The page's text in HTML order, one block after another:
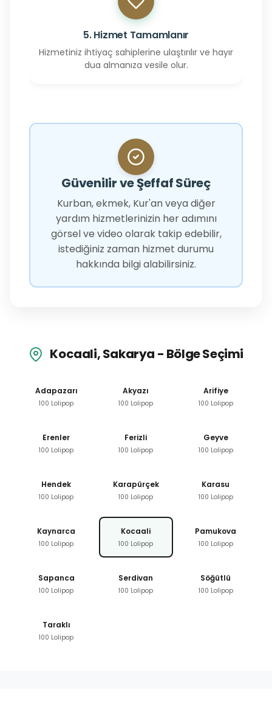
5. Hizmet Tamamlanır
Hizmetiniz ihtiyaç sahiplerine ulaştırılır ve hayır
dua almanıza vesile olur.
Güvenilir ve Şeffaf Süreç
Kurban, ekmek, Kur'an veya diğer
yardım hizmetlerinizin her adımını
görsel ve video olarak takip edebilir,
istediğiniz zaman hizmet durumu
hakkında bilgi alabilirsiniz.
Kocaali, Sakarya - Bölge Seçimi
Adapazarı
100 Lolipop
Akyazı
100 Lolipop
Arifiye
100 Lolipop
Erenler
100 Lolipop
Ferizli
100 Lolipop
Geyve
100 Lolipop
Hendek
100 Lolipop
Karapürçek
100 Lolipop
Karasu
100 Lolipop
Kaynarca
100 Lolipop
Kocaali
100 Lolipop
Pamukova
100 Lolipop
Sapanca
100 Lolipop
Serdivan
100 Lolipop
Söğütlü
100 Lolipop
Taraklı
100 Lolipop